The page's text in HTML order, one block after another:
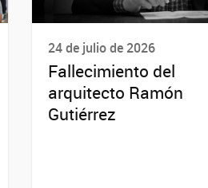
24 de julio de 2026
Fallecimiento del
arquitecto Ramón
Gutiérrez